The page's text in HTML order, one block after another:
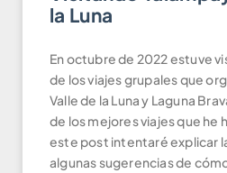
la Luna
En octubre de 2022 estuve
de los viajes grupales que
Valle de la Luna y Laguna
de los mejores viajes que he
este post intentaré explicar
algunas sugerencias de